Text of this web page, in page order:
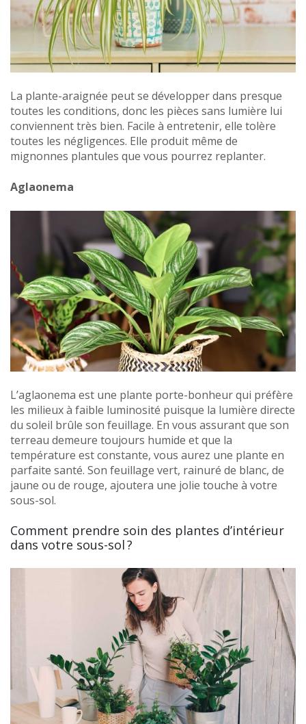
La plante-araignée peut se développer dans presque
toutes les conditions, donc les pièces sans lumière lui
conviennent très bien. Facile à entretenir, elle tolère
toutes les négligences. Elle produit même de
mignonnes plantules que vous pourrez replanter.
Aglaonema
L’aglaonema est une plante porte-bonheur qui préfère
les milieux à faible luminosité puisque la lumière directe
du soleil brûle son feuillage. En vous assurant que son
terreau demeure toujours humide et que la
température est constante, vous aurez une plante en
parfaite santé. Son feuillage vert, rainuré de blanc, de
jaune ou de rouge, ajoutera une jolie touche à votre
sous-sol.
Comment prendre soin des plantes d’intérieur
dans votre sous-sol ?